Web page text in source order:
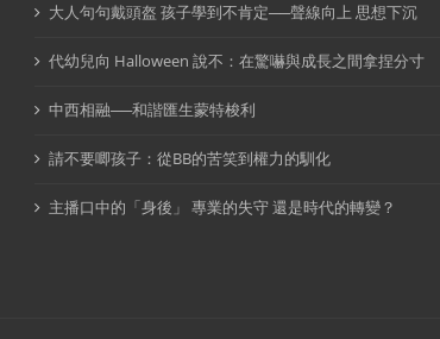
大人句句戴頭盔 孩子學到不肯定──聲線向上 思想下沉
代幼兒向 Halloween 說不：在驚嚇與成長之間拿捏分寸
中西相融──和諧匯生蒙特梭利
請不要唧孩子：從BB的苦笑到權力的馴化
主播口中的「身後」 專業的失守 還是時代的轉變？